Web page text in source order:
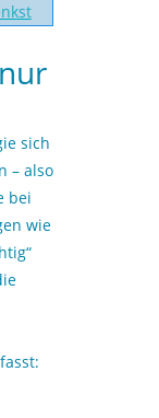
sich
– also
bei
wie